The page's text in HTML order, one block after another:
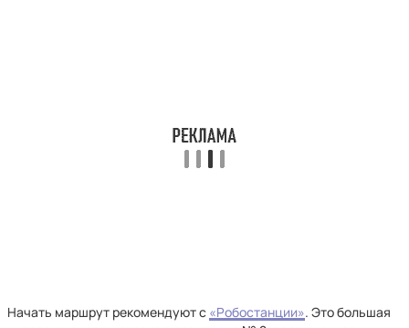
Начать маршрут рекомендуют с «Робостанции». Это большая